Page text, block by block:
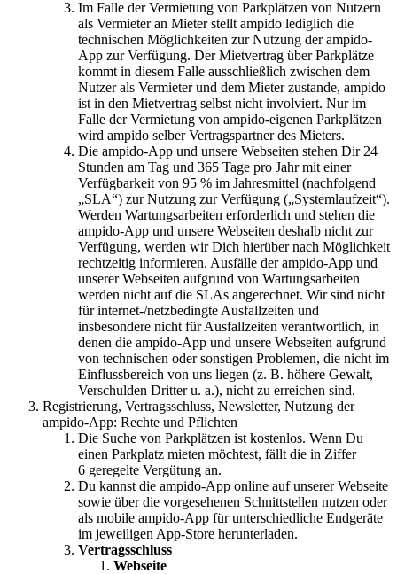
Im Falle der Vermietung von Parkplätzen von Nutzern
als Vermieter an Mieter stellt ampido lediglich die
technischen Möglichkeiten zur Nutzung der ampido-
App zur Verfügung. Der Mietvertrag über Parkplätze
kommt in diesem Falle ausschließlich zwischen dem
Nutzer als Vermieter und dem Mieter zustande, ampido
ist in den Mietvertrag selbst nicht involviert. Nur im
Falle der Vermietung von ampido-eigenen Parkplätzen
wird ampido selber Vertragspartner des Mieters.
Die ampido-App und unsere Webseiten stehen Dir 24
Stunden am Tag und 365 Tage pro Jahr mit einer
Verfügbarkeit von 95 % im Jahresmittel (nachfolgend
„SLA“) zur Nutzung zur Verfügung („Systemlaufzeit“).
Werden Wartungsarbeiten erforderlich und stehen die
ampido-App und unsere Webseiten deshalb nicht zur
Verfügung, werden wir Dich hierüber nach Möglichkeit
rechtzeitig informieren. Ausfälle der ampido-App und
unserer Webseiten aufgrund von Wartungsarbeiten
werden nicht auf die SLAs angerechnet. Wir sind nicht
für internet-/netzbedingte Ausfallzeiten und
insbesondere nicht für Ausfallzeiten verantwortlich, in
denen die ampido-App und unsere Webseiten aufgrund
von technischen oder sonstigen Problemen, die nicht im
Einflussbereich von uns liegen (z. B. höhere Gewalt,
Verschulden Dritter u. a.), nicht zu erreichen sind.
Registrierung, Vertragsschluss, Newsletter, Nutzung der
ampido-App: Rechte und Pflichten
Die Suche von Parkplätzen ist kostenlos. Wenn Du
einen Parkplatz mieten möchtest, fällt die in Ziffer
6 geregelte Vergütung an.
Du kannst die ampido-App online auf unserer Webseite
sowie über die vorgesehenen Schnittstellen nutzen oder
als mobile ampido-App für unterschiedliche Endgeräte
im jeweiligen App-Store herunterladen.
Vertragsschluss
Webseite